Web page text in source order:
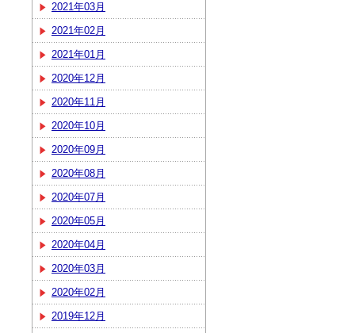
2021年03月
2021年02月
2021年01月
2020年12月
2020年11月
2020年10月
2020年09月
2020年08月
2020年07月
2020年05月
2020年04月
2020年03月
2020年02月
2019年12月